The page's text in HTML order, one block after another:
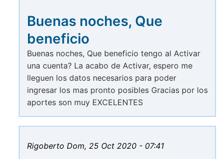
Buenas noches, Que
beneficio
Buenas noches, Que beneficio tengo al Activar
una cuenta? La acabo de Activar, espero me
lleguen los datos necesarios para poder
ingresar los mas pronto posibles Gracias por los
aportes son muy EXCELENTES
Rigoberto Dom, 25 Oct 2020 - 07:41